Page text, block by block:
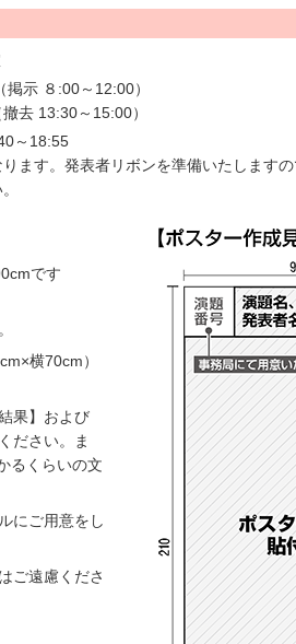
示 ８:00～12:00）
去 13:30～15:00）
～18:55
ます。発表者リボンを準備いたします
です
横70cm）
果】および
ださい。ま
るくらいの文
にご用意をし
ご遠慮くださ